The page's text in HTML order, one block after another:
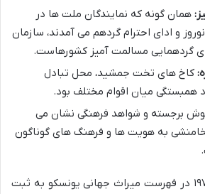
همان گونه که نمایندگان ملت ها در
و ادای احترام گردهم می آمدند، سازمان
گردهمایی مسالمت آمیز کشورهاست.
کاخ های تخت جمشید، محل تبادل
همبستگی میان اقوام مختلف بود.
برجسته و شواهد فرهنگی نشان می
به هویت ها و فرهنگ های گوناگون
تخت جمشید از سال ۱۹۷۹ در فهرست میراث جهانی یونسکو به ثبت